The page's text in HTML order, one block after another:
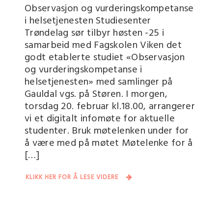
Observasjon og vurderingskompetanse
i helsetjenesten Studiesenter
Trøndelag sør tilbyr høsten -25 i
samarbeid med Fagskolen Viken det
godt etablerte studiet «Observasjon
og vurderingskompetanse i
helsetjenesten» med samlinger på
Gauldal vgs. på Støren. I morgen,
torsdag 20. februar kl.18.00, arrangerer
vi et digitalt infomøte for aktuelle
studenter. Bruk møtelenken under for
å være med på møtet Møtelenke for å
[…]
KLIKK HER FOR Å LESE VIDERE